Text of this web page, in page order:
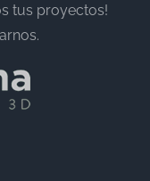
tus proyectos!